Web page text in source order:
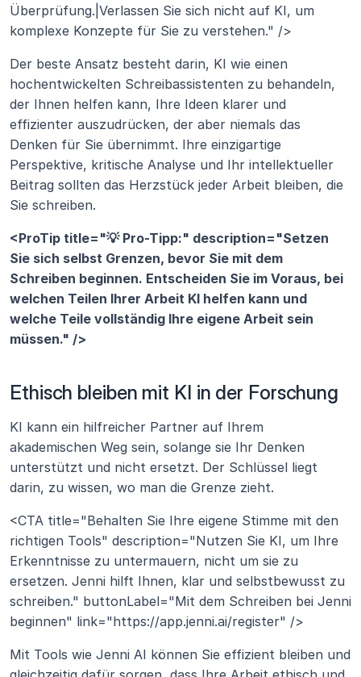
Überprüfung.|Verlassen Sie sich nicht auf KI, um
komplexe Konzepte für Sie zu verstehen." />
Der beste Ansatz besteht darin, KI wie einen
hochentwickelten Schreibassistenten zu behandeln,
der Ihnen helfen kann, Ihre Ideen klarer und
effizienter auszudrücken, der aber niemals das
Denken für Sie übernimmt. Ihre einzigartige
Perspektive, kritische Analyse und Ihr intellektueller
Beitrag sollten das Herzstück jeder Arbeit bleiben, die
Sie schreiben.
<ProTip title="💡 Pro-Tipp:" description="Setzen
Sie sich selbst Grenzen, bevor Sie mit dem
Schreiben beginnen. Entscheiden Sie im Voraus, bei
welchen Teilen Ihrer Arbeit KI helfen kann und
welche Teile vollständig Ihre eigene Arbeit sein
müssen." />
Ethisch bleiben mit KI in der Forschung
KI kann ein hilfreicher Partner auf Ihrem
akademischen Weg sein, solange sie Ihr Denken
unterstützt und nicht ersetzt. Der Schlüssel liegt
darin, zu wissen, wo man die Grenze zieht.
<CTA title="Behalten Sie Ihre eigene Stimme mit den
richtigen Tools" description="Nutzen Sie KI, um Ihre
Erkenntnisse zu untermauern, nicht um sie zu
ersetzen. Jenni hilft Ihnen, klar und selbstbewusst zu
schreiben." buttonLabel="Mit dem Schreiben bei Jenni
beginnen" link="https://app.jenni.ai/register" />
Mit Tools wie Jenni AI können Sie effizient bleiben und